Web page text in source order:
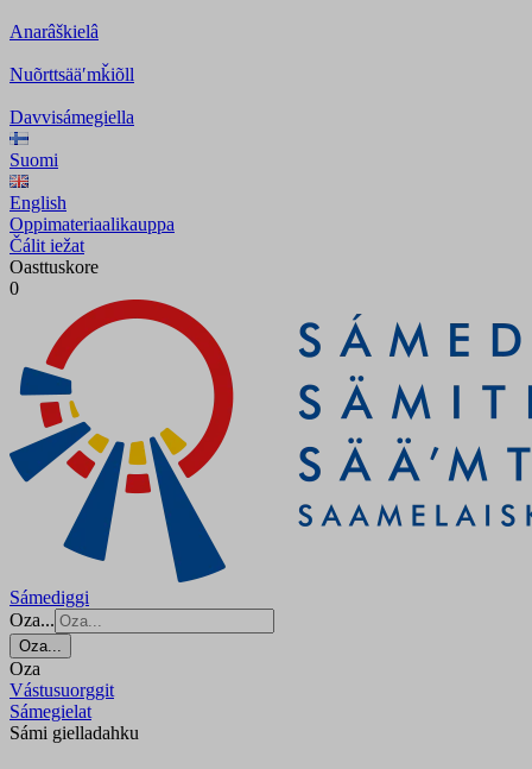
Anarâškielâ
Nuõrttsääʹmǩiõll
Davvisámegiella
Suomi
English
Oppimateriaalikauppa
Čálit iežat
Oasttuskore
0
Sámediggi
Oza...
Oza...
Oza
Vástusuorggit
Sámegielat
Sámi gielladahku